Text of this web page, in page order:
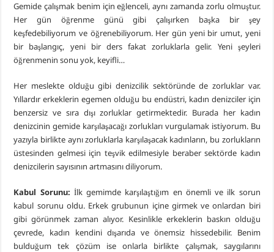
Gemide çalışmak benim için eğlenceli, aynı zamanda zorlu olmuştur.
Her gün öğrenme günü gibi çalışırken başka bir şey
keşfedebiliyorum ve öğrenebiliyorum. Her gün yeni bir umut, yeni
bir başlangıç, yeni bir ders fakat zorluklarla gelir. Yeni şeyleri
öğrenmenin sonu yok, keyifli…
Her meslekte olduğu gibi denizcilik sektöründe de zorluklar var.
Yıllardır erkeklerin egemen olduğu bu endüstri, kadın denizciler için
benzersiz ve sıra dışı zorluklar getirmektedir. Burada her kadın
denizcinin gemide karşılaşacağı zorlukları vurgulamak istiyorum. Bu
yazıyla birlikte aynı zorluklarla karşılaşacak kadınların, bu zorlukların
üstesinden gelmesi için teşvik edilmesiyle beraber sektörde kadın
denizcilerin sayısının artmasını diliyorum.
Kabul Sorunu: İlk gemimde karşılaştığım en önemli ve ilk sorun
kabul sorunu oldu. Erkek grubunun içine girmek ve onlardan biri
gibi görünmek zaman alıyor. Kesinlikle erkeklerin baskın olduğu
çevrede, kadın kendini dışarıda ve önemsiz hissedebilir. Benim
bulduğum tek çözüm ise onlarla birlikte çalışmak, saygılarını